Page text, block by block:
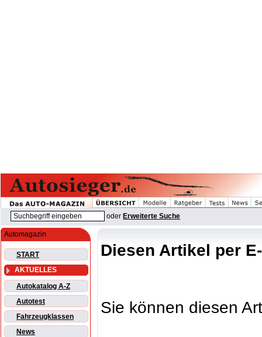
oder Erweiterte Suche
Automagazin
START
AKTUELLES
Autokatalog A-Z
Autotest
Fahrzeugklassen
News
Diesen Artikel per
Sie können diesen